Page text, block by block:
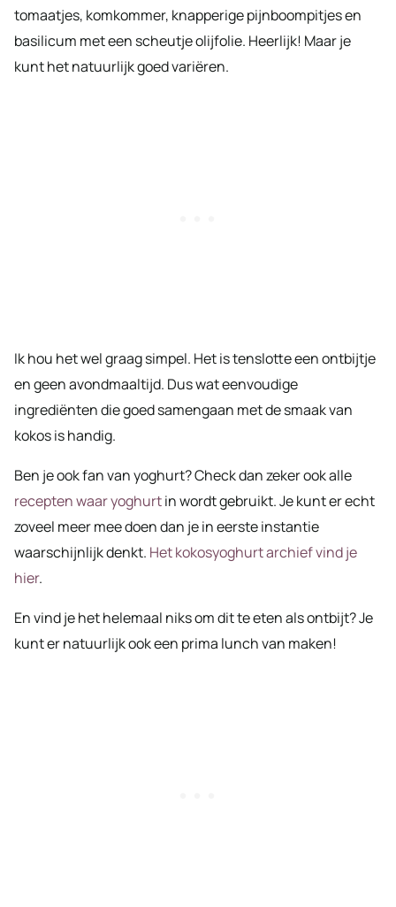
tomaatjes, komkommer, knapperige pijnboompitjes en
basilicum met een scheutje olijfolie. Heerlijk! Maar je
kunt het natuurlijk goed variëren.
Ik hou het wel graag simpel. Het is tenslotte een ontbijtje
en geen avondmaaltijd. Dus wat eenvoudige
ingrediënten die goed samengaan met de smaak van
kokos is handig.
Ben je ook fan van yoghurt? Check dan zeker ook alle
recepten waar yoghurtin wordt gebruikt. Je kunt er echt
zoveel meer mee doen dan je in eerste instantie
waarschijnlijk denkt. Het kokosyoghurt archief vind je
hier.
En vind je het helemaal niks om dit te eten als ontbijt? Je
kunt er natuurlijk ook een prima lunch van maken!